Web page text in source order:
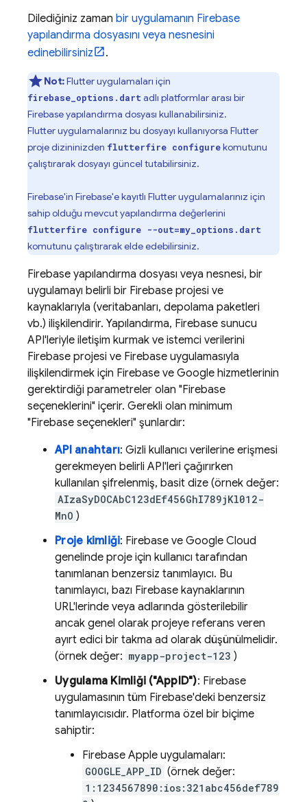
Dilediğiniz zaman bir uygulamanın Firebase
yapılandırma dosyasını veya nesnesini
edinebilirsiniz
.
Not:Flutter uygulamaları için
firebase_options.dart adlı platformlar arası bir
Firebase yapılandırma dosyası kullanabilirsiniz.
Flutter uygulamalarınız bu dosyayı kullanıyorsa Flutter
proje dizininizden flutterfire configurekomutunu
çalıştırarak dosyayı güncel tutabilirsiniz.
Firebase'in Firebase'e kayıtlı Flutter uygulamalarınız için
sahip olduğu mevcut yapılandırma değerlerini
flutterfire configure --out=my_options.dart
komutunu çalıştırarak elde edebilirsiniz.
Firebase yapılandırma dosyası veya nesnesi, bir
uygulamayı belirli bir Firebase projesi ve
kaynaklarıyla (veritabanları, depolama paketleri
vb.) ilişkilendirir. Yapılandırma, Firebase sunucu
API'leriyle iletişim kurmak ve istemci verilerini
Firebase projesi ve Firebase uygulamasıyla
ilişkilendirmek için Firebase ve Google hizmetlerinin
gerektirdiği parametreler olan "Firebase
seçeneklerini" içerir. Gerekli olan minimum
"Firebase seçenekleri" şunlardır:
API anahtarı: Gizli kullanıcı verilerine erişmesi
gerekmeyen belirli API'leri çağırırken
kullanılan şifrelenmiş, basit dize (örnek değer:
AIzaSyDOCAbC123dEf456GhI789jKl012-
MnO )
Proje kimliği: Firebase veGoogle Cloud
genelinde proje için kullanıcı tarafından
tanımlanan benzersiz tanımlayıcı. Bu
tanımlayıcı, bazı Firebase kaynaklarının
URL'lerinde veya adlarında gösterilebilir
ancak genel olarak projeye referans veren
ayırt edici bir takma ad olarak düşünülmelidir.
(örnek değer: myapp-project-123 )
Uygulama Kimliği ("AppID"): Firebase
uygulamasının tüm Firebase'deki benzersiz
tanımlayıcısıdır. Platforma özel bir biçime
sahiptir:
Firebase Apple uygulamaları:
GOOGLE_APP_ID (örnek değer:
1:1234567890:ios:321abc456def789